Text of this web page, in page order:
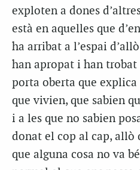
exploten a dones
està en aquelles que
ha arribat a l’espai
han apropat i han
porta oberta que explica
que vivien, que sabien
i a les que no sabien
donat el cop al cap, allò
que alguna cosa no va